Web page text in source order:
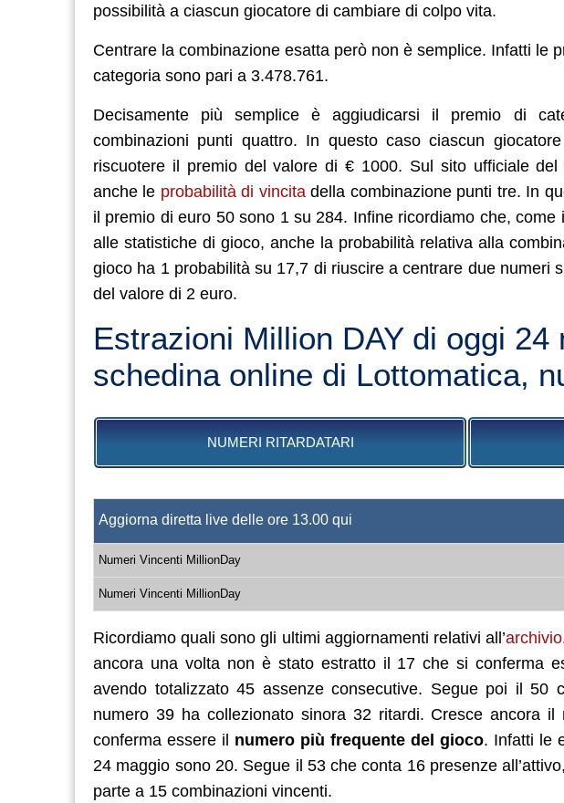
possibilità a ciascun giocatore di cambiare di colpo vita.
Centrare la combinazione esatta però non è semplice. Infatti le
categoria sono pari a 3.478.761.
Decisamente più semplice è aggiudicarsi il premio di
combinazioni punti quattro. In questo caso ciascun
riscuotere il premio del valore di € 1000. Sul sito ufficiale del
anche le probabilità di vincitadella combinazione punti tre. In
il premio di euro 50 sono 1 su 284. Infine ricordiamo che,
alle statistiche di gioco, anche la probabilità relativa alla
gioco ha 1 probabilità su 17,7 di riuscire a centrare due numeri
del valore di 2 euro.
Estrazioni Million DAY di oggi 24
schedina online di Lottomatica,
NUMERI RITARDATARI
Aggiorna diretta live delle ore 13.00 qui
Numeri Vincenti MillionDay
Numeri Vincenti MillionDay
Ricordiamo quali sono gli ultimi aggiornamenti relativi all’archivio
ancora una volta non è stato estratto il 17 che si conferma
avendo totalizzato 45 assenze consecutive. Segue poi il
numero 39 ha collezionato sinora 32 ritardi. Cresce ancora
conferma essere il numero più frequente del gioco. Infatti le
24 maggio sono 20. Segue il 53 che conta 16 presenze
parte a 15 combinazioni vincenti.